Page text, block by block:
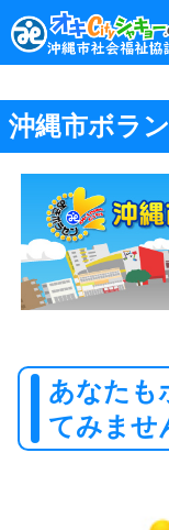
沖縄市ボラ
あなたも
てみませ